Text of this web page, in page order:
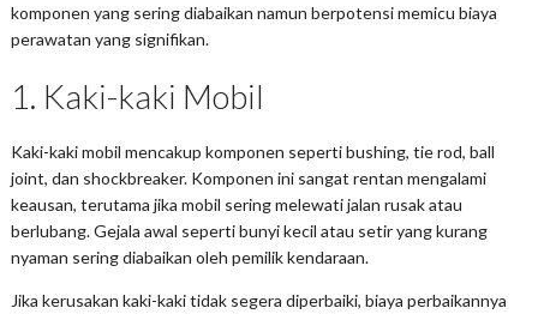
komponen yang sering diabaikan namun berpotensi memicu biaya
perawatan yang signifikan.
1. Kaki-kaki Mobil
Kaki-kaki mobil mencakup komponen seperti bushing, tie rod, ball
joint, dan shockbreaker. Komponen ini sangat rentan mengalami
keausan, terutama jika mobil sering melewati jalan rusak atau
berlubang. Gejala awal seperti bunyi kecil atau setir yang kurang
nyaman sering diabaikan oleh pemilik kendaraan.
Jika kerusakan kaki-kaki tidak segera diperbaiki, biaya perbaikannya